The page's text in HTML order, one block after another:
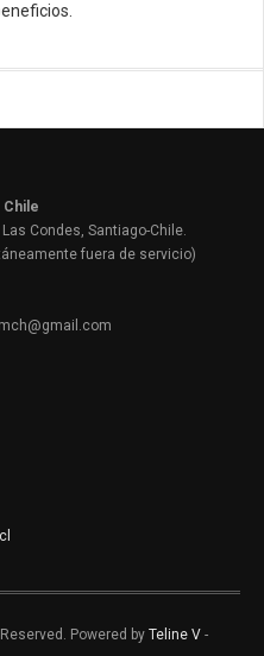
Chile
Condes, Santiago-Chile.
fuera de servicio)
Powered by Teline V -